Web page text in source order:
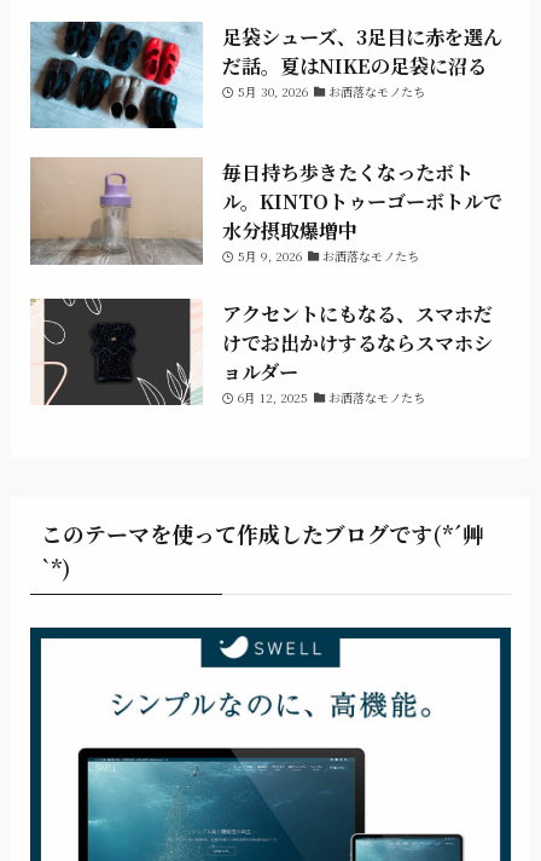
足袋シューズ、3足目に赤を選ん
だ話。夏はNIKEの足袋に沼る
5月 30, 2026 お洒落なモノたち
毎日持ち歩きたくなったボト
ル。KINTOトゥーゴーボトルで
水分摂取爆増中
5月 9, 2026 お洒落なモノたち
アクセントにもなる、スマホだ
けでお出かけするならスマホシ
ョルダー
6月 12, 2025 お洒落なモノたち
このテーマを使って作成したブログです(*´艸
`*)